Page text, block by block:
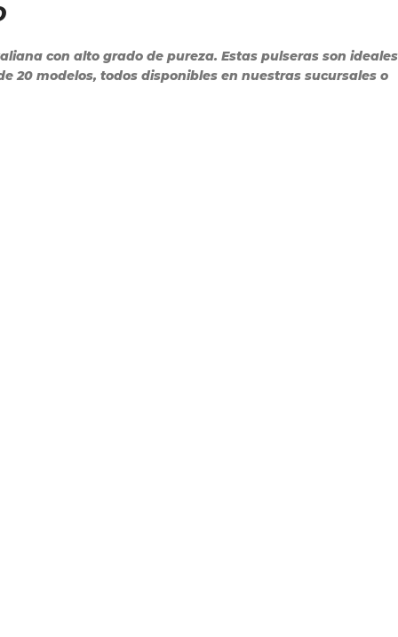
con alto grado de pureza. Estas pulseras son ideales
20 modelos, todos disponibles en nuestras sucursales o